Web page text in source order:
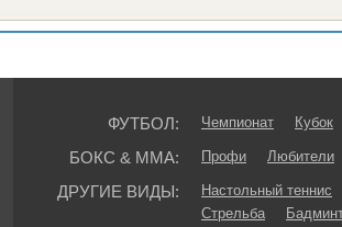
ФУТБОЛ: Чемпионат Кубок
БОКС & ММА: Профи Любители
ДРУГИЕ ВИДЫ:
Настольный теннис
Стрельба